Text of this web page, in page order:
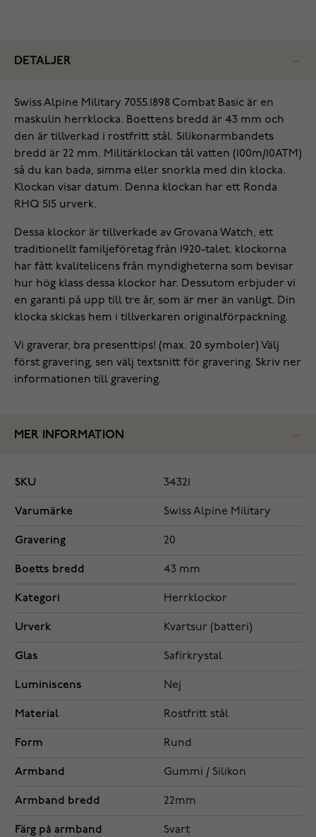
DETALJER
‌Swiss Alpine Military 7055.1898 Combat Basic är en
maskulin herrklocka. Boettens bredd är 43 mm och
den är tillverkad i rostfritt stål. Silikonarmbandets
bredd är 22 mm. Militärklockan tål vatten (100m/10ATM)
så du kan bada, simma eller snorkla med din klocka.
Klockan visar datum. Denna klockan har ett Ronda
RHQ 515 urverk.
Dessa klockor är tillverkade av Grovana Watch, ett
traditionellt familjeföretag från 1920-talet. klockorna
har fått kvalitelicens från myndigheterna som bevisar
hur hög klass dessa klockor har. Dessutom erbjuder vi
en garanti på upp till tre år, som är mer än vanligt. Din
klocka skickas hem i tillverkaren originalförpackning.
Vi graverar, bra presenttips! (max. 20 symboler) Välj
först gravering, sen välj textsnitt för gravering. Skriv ner
informationen till gravering.
MER INFORMATION
SKU 34321
Varumärke Swiss Alpine Military
Gravering 20
Boetts bredd 43 mm
Kategori Herrklockor
Urverk Kvartsur (batteri)
Glas Safirkrystal
Luminiscens Nej
Material Rostfritt stål
Form Rund
Armband Gummi / Silikon
Armband bredd 22mm
Färg på armband Svart